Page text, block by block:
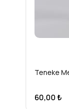
Teneke
60,00 ₺